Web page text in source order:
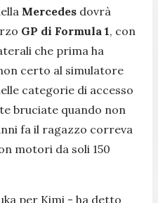
Mercedes dovrà
GP di Formula 1, con
che prima ha
certo al simulatore
categorie di accesso
bruciate quando non
fa il ragazzo correva
motori da soli 150
per Kimi - ha detto